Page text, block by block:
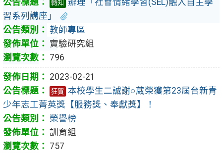
轉知
習系列講座」
教師專區
實驗研究組
796
2023-02-21
狂賀
本校學生二誠謝○葳榮獲第23屆台新青
少年志工菁英獎【服務獎、奉獻獎】！
榮譽榜
訓育組
757